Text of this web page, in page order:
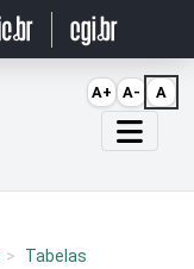
Tabelas
A+ A- A